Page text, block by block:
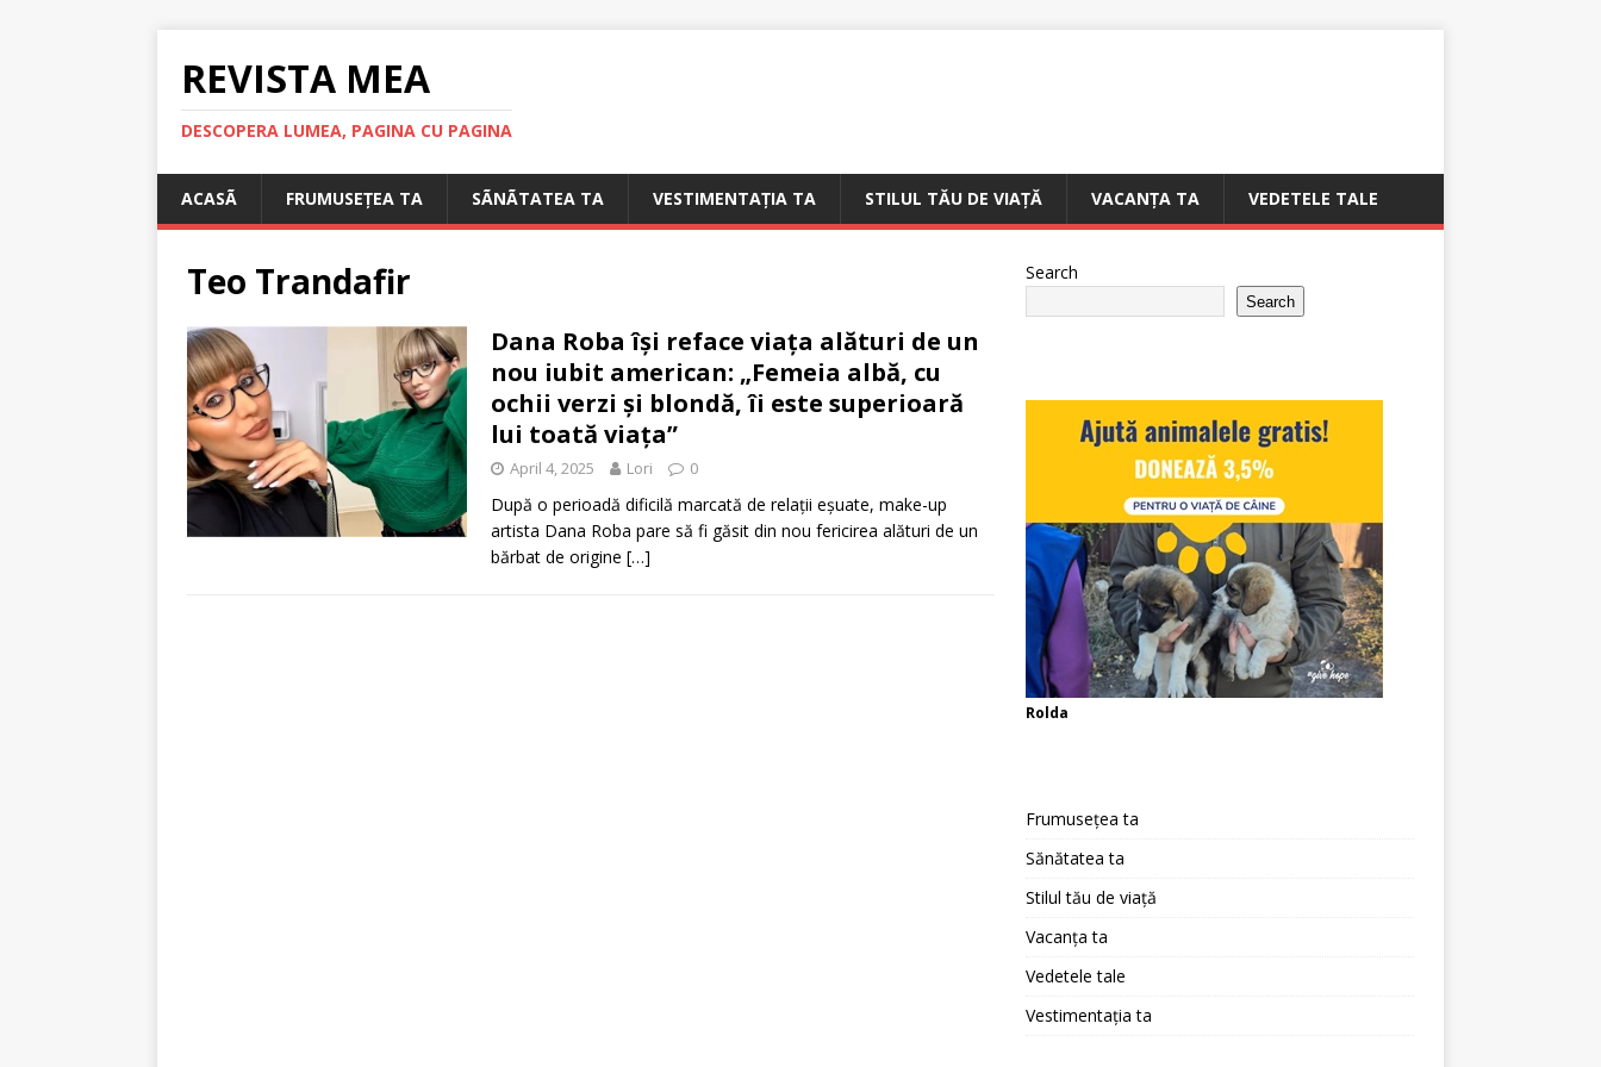
REVISTA MEA
DESCOPERA LUMEA, PAGINA CU PAGINA
ACASÃ FRUMUSEȚEA TA SÃNÃTATEA TA VESTIMENTAȚIA TA STILUL TĂU DE VIAȚĂ VACANȚA TA VEDETELE TALE
Teo Trandafir
Dana Roba își reface viața alături de un
nou iubit american: „Femeia albă, cu
ochii verzi și blondă, îi este superioară
lui toată viața”
April 4, 2025 Lori 0
După o perioadă dificilă marcată de relații eșuate, make-up
artista Dana Roba pare să fi găsit din nou fericirea alături de un
bărbat de origine […]
Search
Search
Rolda
Frumusețea ta
Sănătatea ta
Stilul tău de viață
Vacanța ta
Vedetele tale
Vestimentația ta